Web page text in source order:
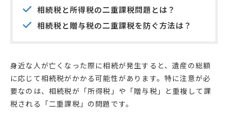
相続税と所得税の二重課税問題とは？
相続税と贈与税の二重課税を防ぐ方法は？
身近な人が亡くなった際に相続が発生すると、遺産の総額
に応じて相続税がかかる可能性があります。特に注意が必
要なのは、相続税が「所得税」や「贈与税」と重複して課
税される「二重課税」の問題です。